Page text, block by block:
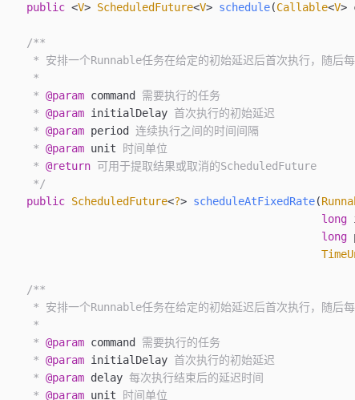
    public
<V> ScheduledFuture<V> schedule(Callable<V>
    /**
* 安排一个Runnable任务在给定的初始延迟后首次执行，随后
     *
     *
@param command
需要执行的任务
     *
@param initialDelay 首次执行的初始延迟
     *
@param period
连续执行之间的时间间隔
     *
@param unit 时间单位
     *
@return 可用于提取结果或取消的ScheduledFuture
     */
    public
ScheduledFuture<?> scheduleAtFixedRate(
                                                  long
                                                  long
    /**
* 安排一个Runnable任务在给定的初始延迟后首次执行，随后每
     *
     *
@param command
需要执行的任务
     *
@param initialDelay 首次执行的初始延迟
     *
@param delay 每次执行结束后的延迟时间
     *
@param unit 时间单位